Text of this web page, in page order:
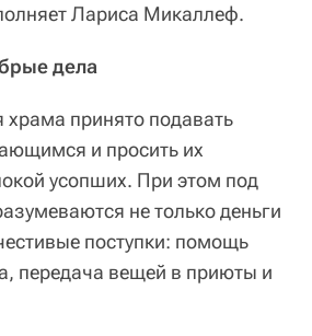
Лариса Микаллеф.
дела
принято подавать
и просить их
усопших. При этом под
не только деньги
поступки: помощь
передача вещей в приюты и